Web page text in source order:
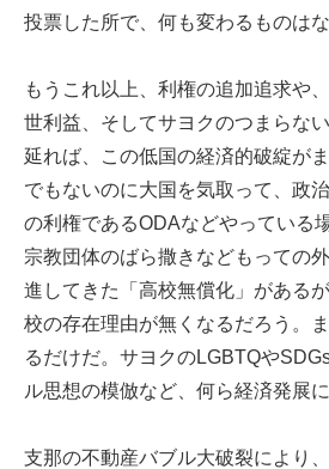
投票した所で、何も変わるものはな
もうこれ以上、利権の追加追求や
世利益、そしてサヨクのつまらな
延れば、この低国の経済的破綻が
でもないのに大国を気取って、政
の利権であるODAなどやっている
宗教団体のばら撒きなどもっての
進してきた「高校無償化」がある
校の存在理由が無くなるだろう。
るだけだ。サヨクのLGBTQや
ル思想の模倣など、何ら経済発展
支那の不動産バブル大破裂により